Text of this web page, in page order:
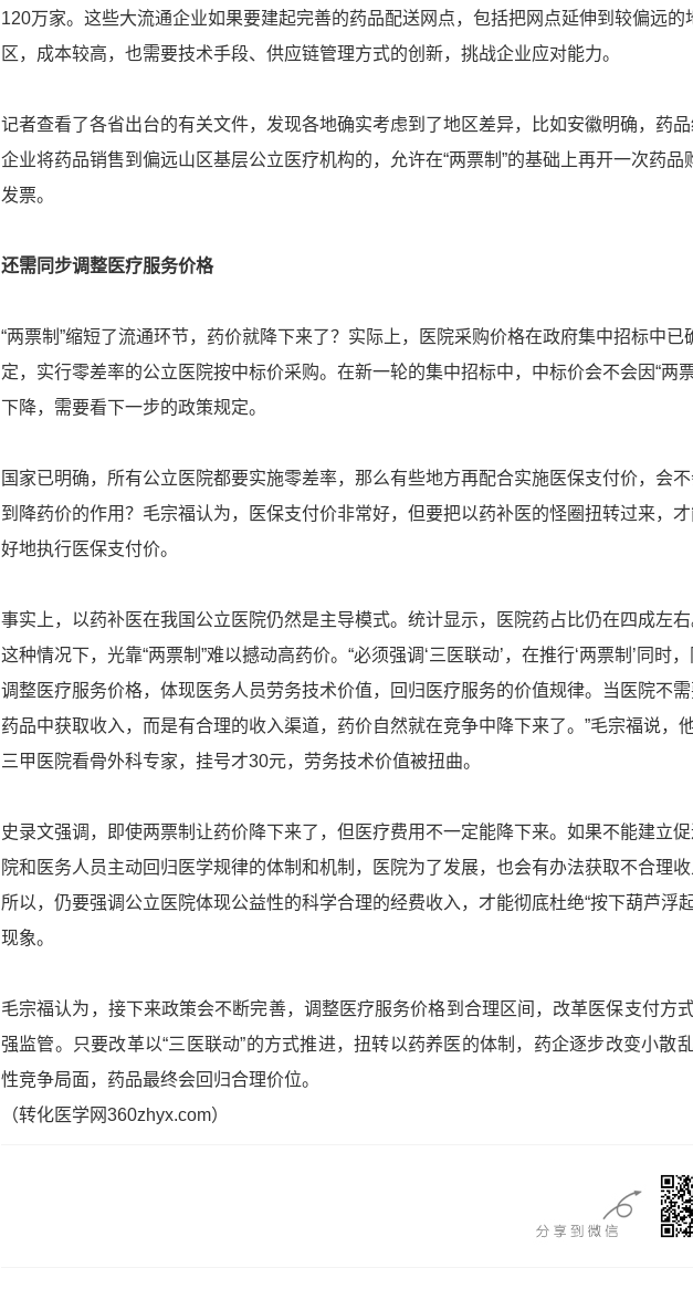
120万家。这些大流通企业如果要建起完善的药品配送网点，包括把网点延伸到较偏远的
区，成本较高，也需要技术手段、供应链管理方式的创新，挑战企业应对能力。
记者查看了各省出台的有关文件，发现各地确实考虑到了地区差异，比如安徽明确，药
企业将药品销售到偏远山区基层公立医疗机构的，允许在“两票制”的基础上再开一次药品
发票。
还需同步调整医疗服务价格
“两票制”缩短了流通环节，药价就降下来了？实际上，医院采购价格在政府集中招标中已
定，实行零差率的公立医院按中标价采购。在新一轮的集中招标中，中标价会不会因“两
下降，需要看下一步的政策规定。
国家已明确，所有公立医院都要实施零差率，那么有些地方再配合实施医保支付价，会
到降药价的作用？毛宗福认为，医保支付价非常好，但要把以药补医的怪圈扭转过来，
好地执行医保支付价。
事实上，以药补医在我国公立医院仍然是主导模式。统计显示，医院药占比仍在四成左
这种情况下，光靠“两票制”难以撼动高药价。“必须强调‘三医联动’，在推行‘两票制’同时
调整医疗服务价格，体现医务人员劳务技术价值，回归医疗服务的价值规律。当医院不需
药品中获取收入，而是有合理的收入渠道，药价自然就在竞争中降下来了。”毛宗福说，
三甲医院看骨外科专家，挂号才30元，劳务技术价值被扭曲。
史录文强调，即使两票制让药价降下来了，但医疗费用不一定能降下来。如果不能建立
院和医务人员主动回归医学规律的体制和机制，医院为了发展，也会有办法获取不合理收
所以，仍要强调公立医院体现公益性的科学合理的经费收入，才能彻底杜绝“按下葫芦浮
现象。
毛宗福认为，接下来政策会不断完善，调整医疗服务价格到合理区间，改革医保支付方
强监管。只要改革以“三医联动”的方式推进，扭转以药养医的体制，药企逐步改变小散
性竞争局面，药品最终会回归合理价位。
（转化医学网360zhyx.com）